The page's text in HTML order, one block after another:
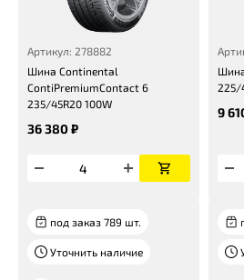
Артикул: 278882
Шина Continental
ContiPremiumContact 6
235/45R20 100W
36 380 ₽
225/
9
под заказ 789 шт.
Уточнить наличие